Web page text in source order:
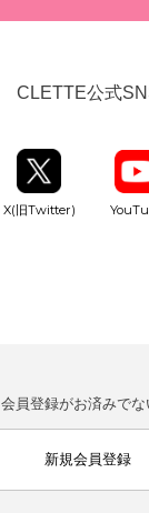
CLETTE公式
X(旧Twitter)
会員登録がお済みでな
新規会員登録